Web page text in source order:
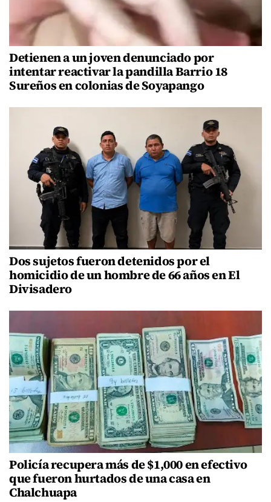
Detienen a un joven denunciado por
intentar reactivar la pandilla Barrio 18
Sureños en colonias de Soyapango
Dos sujetos fueron detenidos por el
homicidio de un hombre de 66 años en El
Divisadero
Policía recupera más de $1,000 en efectivo
que fueron hurtados de una casa en
Chalchuapa